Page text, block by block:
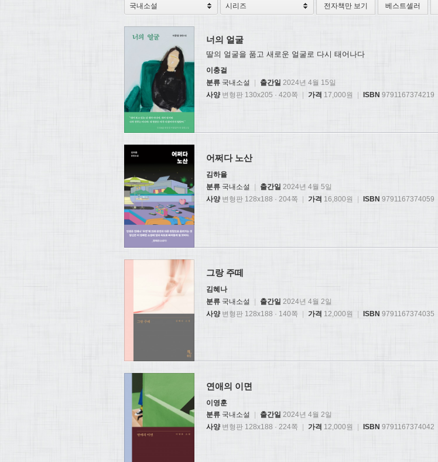
전자책만 보기 베스트셀러
너의 얼굴
딸의 얼굴을 품고 새로운 얼굴로 다시 태어나다
이충걸
분류 국내소설 | 출간일 2024년 4월 15일
사양변형판 130x205 · 420쪽 | 가격 17,000원 | ISBN 9791167374219
어쩌다 노산
김하율
분류 국내소설 | 출간일 2024년 4월 5일
사양변형판 128x188 · 204쪽 | 가격 16,800원 | ISBN 9791167374059
그랑 주떼
김혜나
분류 국내소설 | 출간일 2024년 4월 2일
사양변형판 128x188 · 140쪽 | 가격 12,000원 | ISBN 9791167374035
연애의 이면
이영훈
분류 국내소설 출간일 2024년 4월 2일
사양변형판 128x188 · 224쪽 가격 12,000원 ISBN 9791167374042